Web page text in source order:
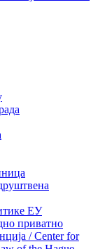
ЕУ
приватно
/ Center for